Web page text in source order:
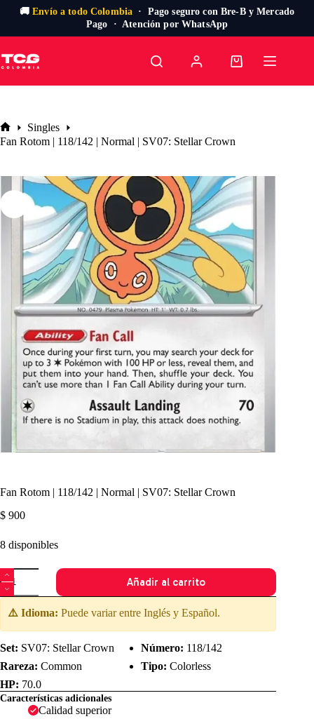
🚚Envío a todo Colombia · Pago seguro con Bre-B y Mercado
Pago · Atención por WhatsApp
al
contenido
Carro
Inicio
Singles
Fan Rotom | 118/142 | Normal | SV07: Stellar Crown
Fan Rotom | 118/142 | Normal | SV07: Stellar Crown
$ 900
8 disponibles
Fan
Rotom
|
118/142
Normal
|
Stellar
Crown
cantidad
Añadir al carrito
⚠️ Idioma: Puede variar entre Inglés y Español.
Set: SV07: Stellar Crown Número: 118/142
Rareza: Common Tipo: Colorless
HP: 70.0
Características adicionales
Calidad superior